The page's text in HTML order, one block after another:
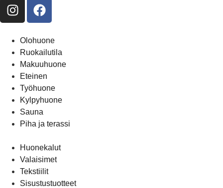
Olohuone
Ruokailutila
Makuuhuone
Eteinen
Työhuone
Kylpyhuone
Sauna
Piha ja terassi
Huonekalut
Valaisimet
Tekstiilit
Sisustustuotteet